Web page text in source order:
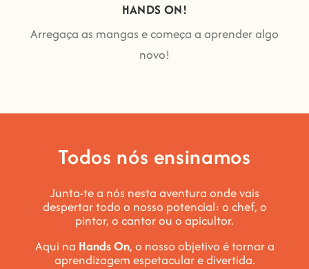
HANDS ON!
Arregaça as mangas e começa a aprender algo
novo!
Todos nós ensinamos
Junta-te a nós nesta aventura onde vais
despertar todo o nosso potencial: o chef, o
pintor, o cantor ou o apicultor.
Aqui na Hands On, o nosso objetivo é tornar a
aprendizagem espetacular e divertida.